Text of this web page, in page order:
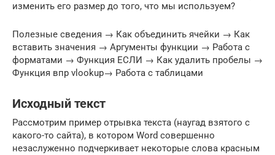
изменить его размер до того, что мы используем?
Полезные сведения → Как объединить ячейки → Как
вставить значения → Аргументы функции → Работа с
форматами → Функция ЕСЛИ → Как удалить пробелы →
Функция впр vlookup→ Работа с таблицами
Исходный текст
Рассмотрим пример отрывка текста (наугад взятого с
какого-то сайта), в котором Word совершенно
незаслуженно подчеркивает некоторые слова красным